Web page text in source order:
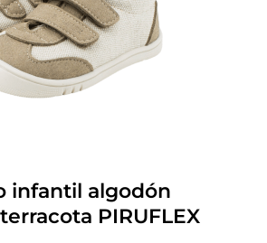
infantil algodón
PIRUFLEX